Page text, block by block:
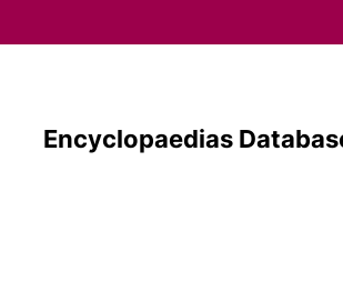
Encyclopaedias